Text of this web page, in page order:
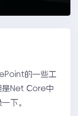
的一些工
是Net Core中
下。